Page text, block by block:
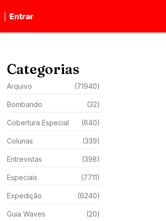
Entrar
Categorias
Arquivo (71940)
Bombando (32)
Cobertura Especial (640)
Colunas (339)
Entrevistas (398)
Especiais (7711)
Expedição (6240)
Guia Waves (20)